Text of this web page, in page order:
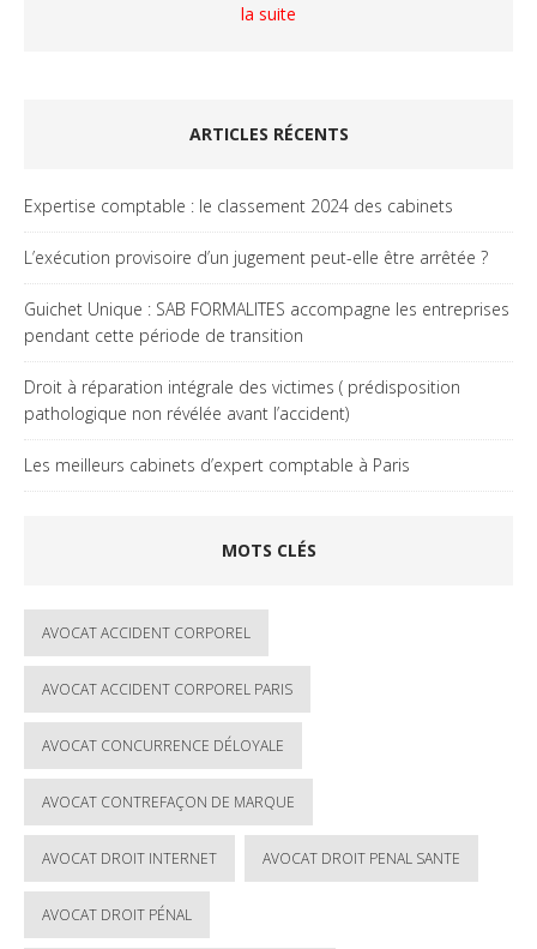
la suite
ARTICLES RÉCENTS
Expertise comptable : le classement 2024 des cabinets
L’exécution provisoire d’un jugement peut-elle être arrêtée ?
Guichet Unique : SAB FORMALITES accompagne les entreprises
pendant cette période de transition
Droit à réparation intégrale des victimes ( prédisposition
pathologique non révélée avant l’accident)
Les meilleurs cabinets d’expert comptable à Paris
MOTS CLÉS
AVOCAT ACCIDENT CORPOREL
AVOCAT ACCIDENT CORPOREL PARIS
AVOCAT CONCURRENCE DÉLOYALE
AVOCAT CONTREFAÇON DE MARQUE
AVOCAT DROIT INTERNET AVOCAT DROIT PENAL SANTE
AVOCAT DROIT PÉNAL